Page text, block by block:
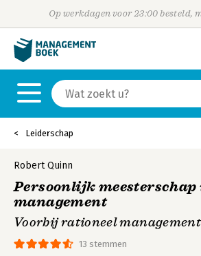
Op werkdagen voor 23:00 besteld,
Leiderschap
13 stemmen
Robert Quinn
Persoonlijk meesterschap
management
Voorbij rationeel management